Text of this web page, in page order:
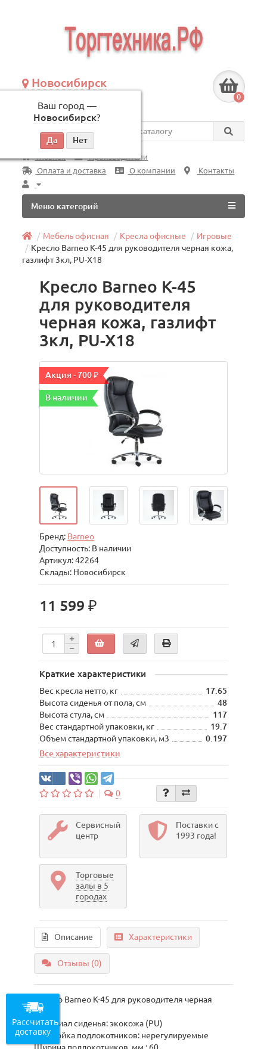
Новосибирск
Ваш город —
Новосибирск?
по будням, с 09:00 до 18:00
0
Везде
Главная
Производители
Оплата и доставка
О компании Контакты
Меню категорий
Мебель офисная Кресла офисные
Игровые
Кресло Barneo K-45 для руководителя черная кожа,
газлифт 3кл, PU-X18
Кресло Barneo K-45
для руководителя
черная кожа, газлифт
3кл, PU-X18
Акция - 700 ₽
В наличии
Бренд: Barneo
Доступность: В наличии
Артикул: 42264
Склады: Новосибирск
11 599 ₽
Краткие характеристики
Вес кресла нетто, кг
17.65
Высота сиденья от пола, см
48
Высота стула, см
117
Вес стандартной упаковки, кг
19.7
Объем стандартной упаковки, м3
0.197
Все характеристики
0
Сервисный
центр
Поставки с
1993 года!
Торговые
залы в 5
городах
Описание Характеристики
Отзывы (0)
Кресло Barneo K-45 для руководителя черная
кожа
Материал сиденья: экокожа (PU)
Настройка подлокотников: нерегулируемые
Рассчитать
доставку